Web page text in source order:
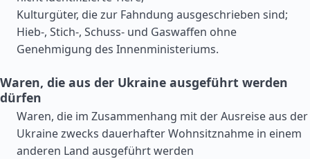
Kulturgüter, die zur Fahndung ausgeschrieben sind;
Hieb-, Stich-, Schuss- und Gaswaffen ohne
Genehmigung des Innenministeriums.
Waren, die aus der Ukraine ausgeführt werden
dürfen
Waren, die im Zusammenhang mit der Ausreise aus der
Ukraine zwecks dauerhafter Wohnsitznahme in einem
anderen Land ausgeführt werden